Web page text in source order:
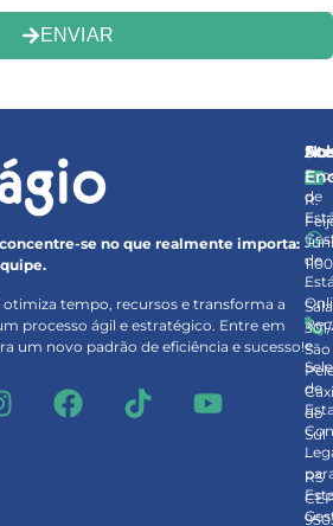
ENVIAR
se no que realmente importa:
tempo, recursos e transforma a
processo ágil e estratégico. Entre em
um novo padrão de eficiência e sucesso!
de
de
e
de
R.
1100
–
Sala
São
do
Sul
–
RS